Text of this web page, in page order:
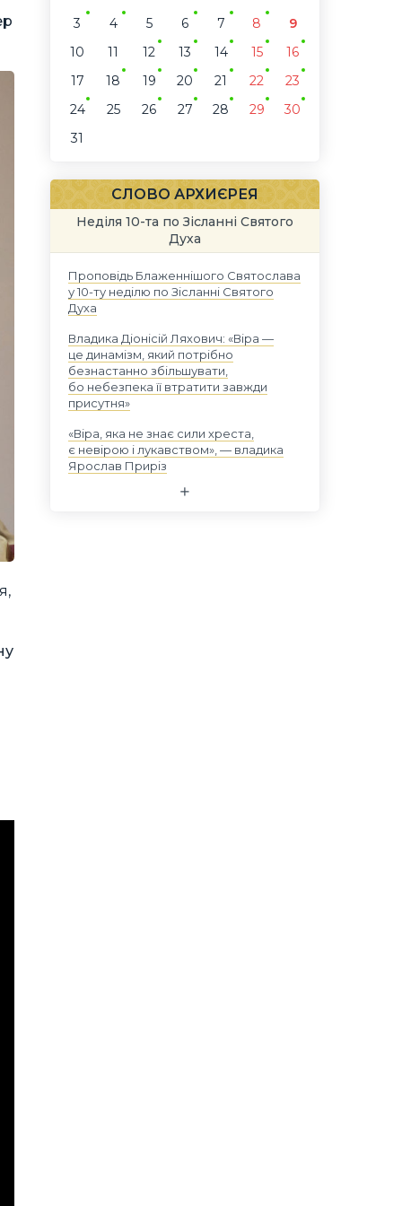
3
4 5 6 7 8
9
10
11 12 13 14 15
16
17
18 19 20 21 22
23
24
25 26 27 28 29
30
31
СЛОВО АРХИЄРЕЯ
Неділя 10-та по Зісланні Святого
Духа
Проповідь Блаженнішого Святослава
у 10-ту неділю по Зісланні Святого
Духа
Владика Діонісій Ляхович: «Віра —
це динамізм, який потрібно
безнастанно збільшувати,
бо небезпека її втратити завжди
присутня»
«Віра, яка не знає сили хреста,
є невірою і лукавством», — владика
Ярослав Приріз